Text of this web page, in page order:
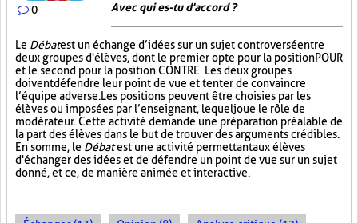
0 Avec qui es-tu d'accord ?
Le Débatest un échange d’idées sur un sujet controversé entre
deux groupes d'élèves, dont le premier opte pour la position POUR
et le second pour la position CONTRE. Les deux groupes
doivent défendre leur point de vue et tenter de convaincre
l’équipe adverse. Les positions peuvent être choisies par les
élèves ou imposées par l’enseignant, lequel joue le rôle de
modérateur. Cette activité demande une préparation préalable de
la part des élèves dans le but de trouver des arguments crédibles.
En somme, le Débatest une activité permettant aux élèves
d'échanger des idées et de défendre un point de vue sur un sujet
donné, et ce, de manière animée et interactive.